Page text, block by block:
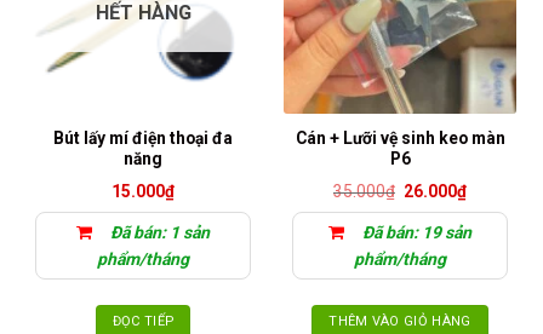
HẾT HÀNG
Bút lấy mí điện thoại đa
năng
15.000₫
Đã bán: 1 sản
phẩm/tháng
ĐỌC TIẾP
Cán + Lưỡi vệ sinh keo màn
P6
35.000₫ Giá
là:
35.000₫.
26.000₫Giá
là:
Đã bán: 19 sản
phẩm/tháng
THÊM VÀO GIỎ HÀNG